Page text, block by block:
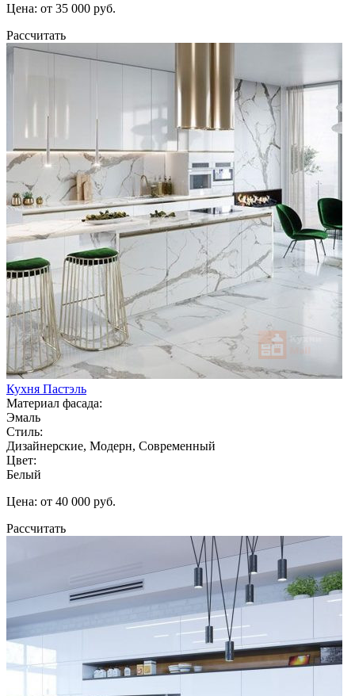
Цена: от 35 000 руб.
Рассчитать
Кухня Пастэль
Материал фасада:
Эмаль
Стиль:
Дизайнерские, Модерн, Современный
Цвет:
Белый
Цена: от 40 000 руб.
Рассчитать